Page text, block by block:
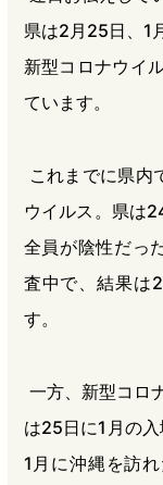
県は2月25日、1
新型コロナウイ
ています。
これまでに県内
ウイルス。県は
全員が陰性だっ
査中で、結果は
す。
一方、新型コロ
は25日に1月の
1月に沖縄を訪